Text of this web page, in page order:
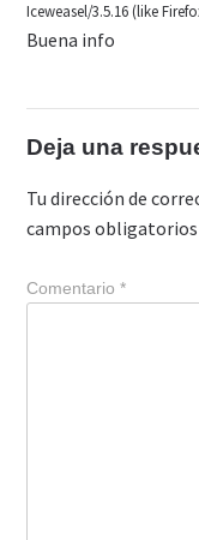
Iceweasel/3.5.16 (like
Buena info
Deja una
Tu dirección de
campos
Comentario*